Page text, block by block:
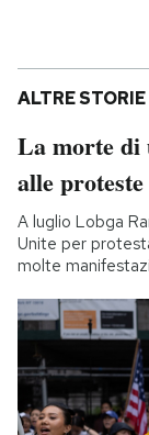
ALTRE STORIE
La morte di
alle
A luglio Lobga
Unite per
molte